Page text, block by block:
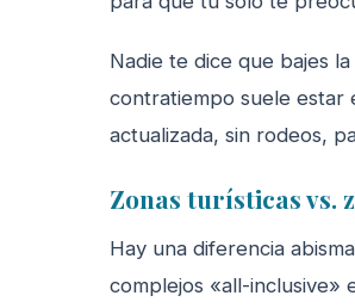
Nadie te dice que bajes
contratiempo suele estar
actualizada, sin rodeos,
Zonas turísticas vs.
Hay una diferencia
complejos «all-inclusive»